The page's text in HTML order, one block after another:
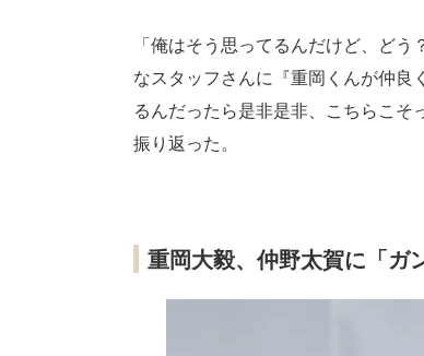
「俺はそう思ってるんだけど、ど
なスタッフさんに『重岡くんが仲
るんだったら是非是非、こちらこ
振り返った。
重岡大毅、仲野太賀に「ガ